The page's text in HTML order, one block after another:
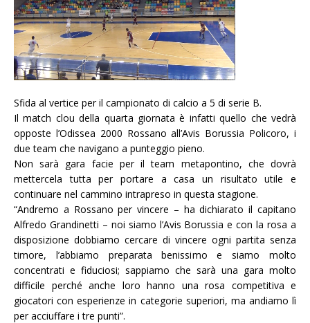
Sfida al vertice per il campionato di calcio a 5 di serie B.
Il match clou della quarta giornata è infatti quello che vedrà
opposte l’Odissea 2000 Rossano all’Avis Borussia Policoro, i
due team che navigano a punteggio pieno.
Non sarà gara facie per il team metapontino, che dovrà
mettercela tutta per portare a casa un risultato utile e
continuare nel cammino intrapreso in questa stagione.
“Andremo a Rossano per vincere – ha dichiarato il capitano
Alfredo Grandinetti – noi siamo l’Avis Borussia e con la rosa a
disposizione dobbiamo cercare di vincere ogni partita senza
timore, l’abbiamo preparata benissimo e siamo molto
concentrati e fiduciosi; sappiamo che sarà una gara molto
difficile perché anche loro hanno una rosa competitiva e
giocatori con esperienze in categorie superiori, ma andiamo lì
per acciuffare i tre punti”.